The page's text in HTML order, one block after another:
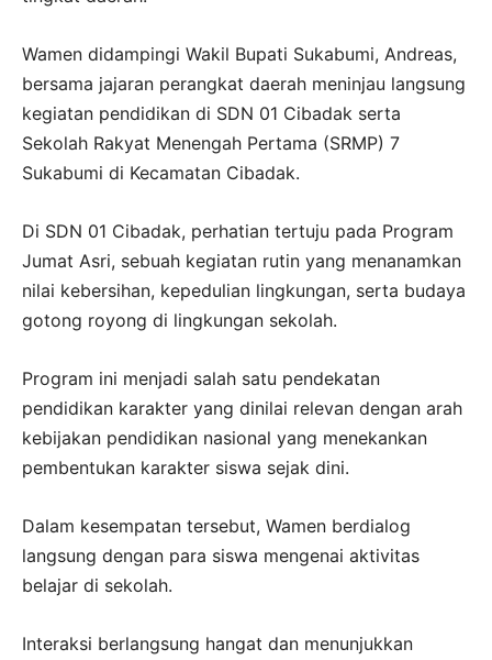
Wamen didampingi Wakil Bupati Sukabumi, Andreas,
bersama jajaran perangkat daerah meninjau langsung
kegiatan pendidikan di SDN 01 Cibadak serta
Sekolah Rakyat Menengah Pertama (SRMP) 7
Sukabumi di Kecamatan Cibadak.
Di SDN 01 Cibadak, perhatian tertuju pada Program
Jumat Asri, sebuah kegiatan rutin yang menanamkan
nilai kebersihan, kepedulian lingkungan, serta budaya
gotong royong di lingkungan sekolah.
Program ini menjadi salah satu pendekatan
pendidikan karakter yang dinilai relevan dengan arah
kebijakan pendidikan nasional yang menekankan
pembentukan karakter siswa sejak dini.
Dalam kesempatan tersebut, Wamen berdialog
langsung dengan para siswa mengenai aktivitas
belajar di sekolah.
Interaksi berlangsung hangat dan menunjukkan